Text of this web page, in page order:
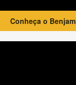
Conheça o